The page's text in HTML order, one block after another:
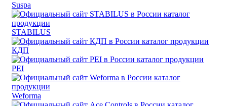
Suspa
STABILUS
КДП
PEI
Weforma